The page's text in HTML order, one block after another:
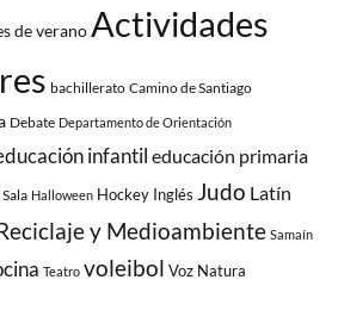
de verano Actividades
bachillerato Camino de Santiago
Debate Departamento de Orientación
infantil educación primaria
Halloween Hockey Inglés Judo Latín
y Medioambiente Samaín
Teatro voleibol Voz Natura